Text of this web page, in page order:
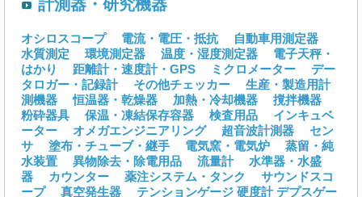
計測器・研究機器
オシロスコープ 電流・電圧・抵抗
自動車用測定器
水質測定
環境測定器 温度・湿度測定器
電子天秤・
はかり
距離計・速度計・GPS ミクロメーター
デー
タロガー・記録計
その他チェッカー
生産・製造用計
測機器
恒温器・乾燥器 加熱・冷却機器
撹拌機器
粉砕器具
保温・凍結保存容器 検査用品
インキュベ
ーター
オメガエンジニアリング 超音波計測器
セン
サ
塗布・チューブ・継手 電気窯・電気炉
蒸留・純
水装置
異物除去・除電用品 流量計
水準器・水盛
器
カウンター 薬注システム・タンク
サウンドスコ
ープ
真空発生器 テンションゲージ 硬度計 デプスゲー